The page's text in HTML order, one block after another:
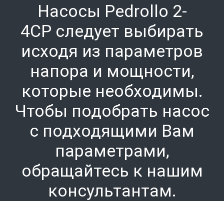
Насосы Pedrollo 2-
4CP следует выбирать
исходя из параметров
напора и мощности,
которые необходимы.
Чтобы подобрать насос
с подходящими Вам
параметрами,
обращайтесь к нашим
консультантам.